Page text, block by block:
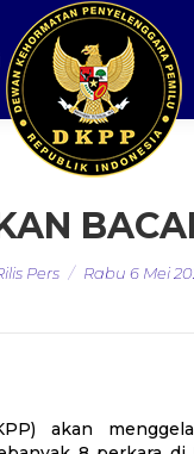
Pers Rabu 6 Mei
akan